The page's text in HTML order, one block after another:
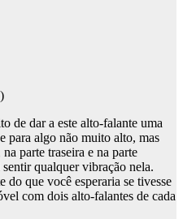
de dar a este alto-falante uma
para algo não muito alto, mas
parte traseira e na parte
qualquer vibração nela.
do que você esperaria se tivesse
com dois alto-falantes de cada